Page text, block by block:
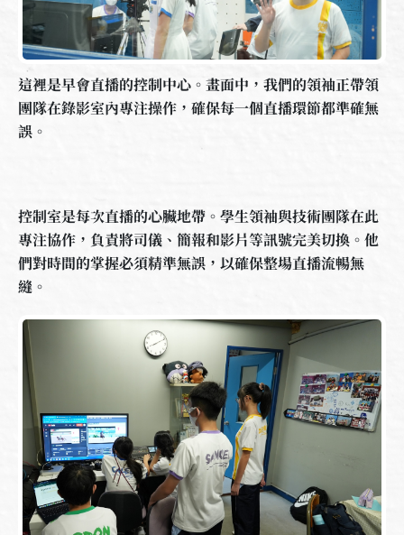
這裡是早會直播的控制中心。畫面中，我們的領袖正帶領
團隊在錄影室內專注操作，確保每一個直播環節都準確無
誤。
控制室是每次直播的心臟地帶。學生領袖與技術團隊在此
專注協作，負責將司儀、簡報和影片等訊號完美切換。他
們對時間的掌握必須精準無誤，以確保整場直播流暢無
縫。